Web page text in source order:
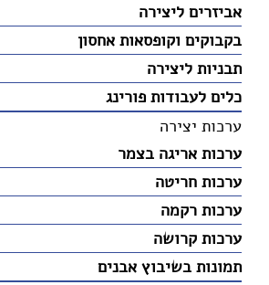
אביזרים ליצירה
בקבוקים וקופסאות אחסון
תבניות ליצירה
כלים לעבודות פורינג
ערכות יצירה
ערכות אריגה בצמר
ערכות חריטה
ערכות רקמה
ערכות קרושה
תמונות בשיבוץ אבנים